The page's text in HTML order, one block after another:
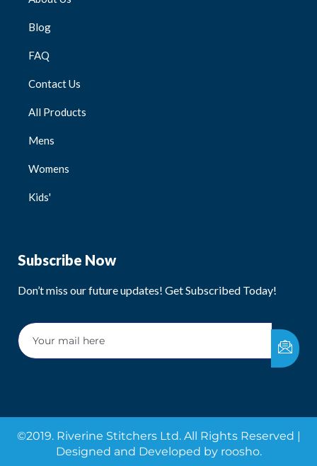
Blog
FAQ
Contact Us
All Products
Mens
Womens
Kids'
Subscribe Now
Don’t miss our future updates! Get Subscribed Today!
©2019. Riverine Stitchers Ltd. All Rights Reserved |
Designed and Developed by roosho.